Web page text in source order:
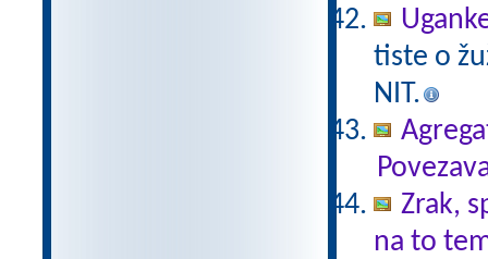
tiste o
NIT.
Zrak,
na to